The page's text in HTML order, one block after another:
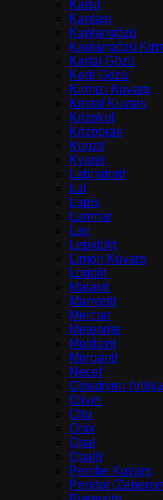
Kalsit
Kantaşı
Kaplangözü
Kaplangözü
Kartal Gözü
Kedi Gözü
Kırmızı Kuvars
Kristal Kuvars
Krizokol
Krizopras
Kunzit
Kyanit
Labradorit
Lal
Lapis
Larimar
Lav
Lepidolit
Limon Kuvars
Lodolit
Malakit
Manyetit
Mercan
Meteorite
Moldavit
Morganit
Necef
Obsidiyen
Olivin
Oltu
Onix
Opal
Opalit
Pembe Kuvars
Peridot